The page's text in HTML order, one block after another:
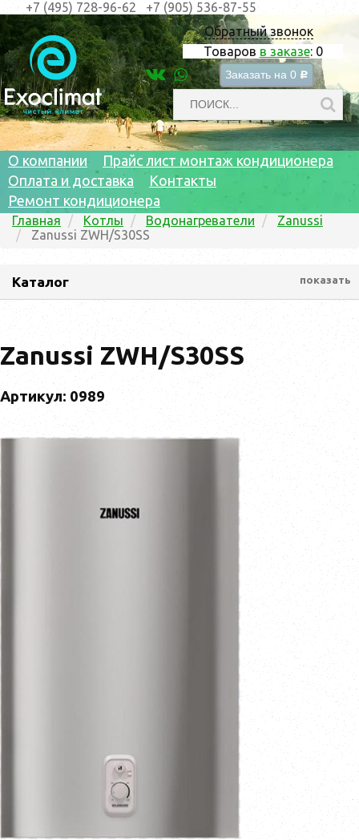
Обратный звонок
Товаров в заказе: 0
Заказать на 0 c
+7 (495) 728-96-62 +7 (905) 536-87-55
О компании
Прайс лист монтаж кондиционера
Оплата и доставка
Контакты
Ремонт кондиционера
Главная Котлы Водонагреватели
Zanussi
Zanussi ZWH/S30SS
Каталог показать
Zanussi ZWH/S30SS
Артикул: 0989